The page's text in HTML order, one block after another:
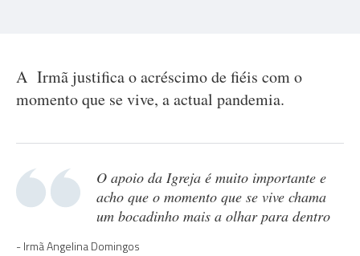
A Irmã justifica o acréscimo de fiéis com o
momento que se vive, a actual pandemia.
O apoio da Igreja é muito importante e
acho que o momento que se vive chama
um bocadinho mais a olhar para dentro
Irmã Angelina Domingos